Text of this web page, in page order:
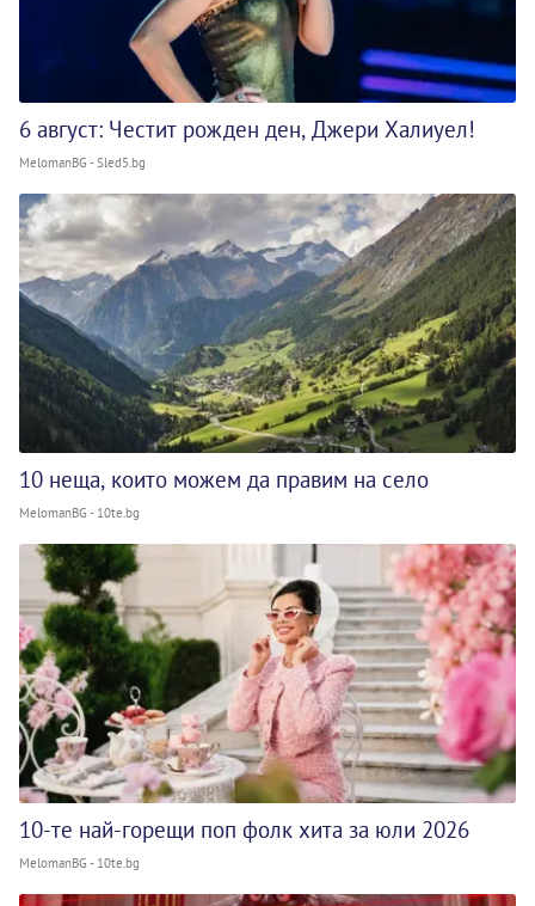
6 август: Честит рожден ден, Джери Халиуел!
MelomanBG - Sled5.bg
10 неща, които можем да правим на село
MelomanBG - 10te.bg
10-те най-горещи поп фолк хита за юли 2026
MelomanBG - 10te.bg